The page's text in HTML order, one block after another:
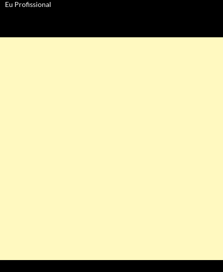
Eu Profissional